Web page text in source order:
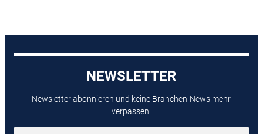
NEWSLETTER
Newsletter abonnieren und keine Branchen-News mehr
verpassen.